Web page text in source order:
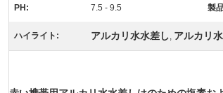
PH: 7.5 - 9.5 製
ハイライト: アルカリ水水差し, アルカリ